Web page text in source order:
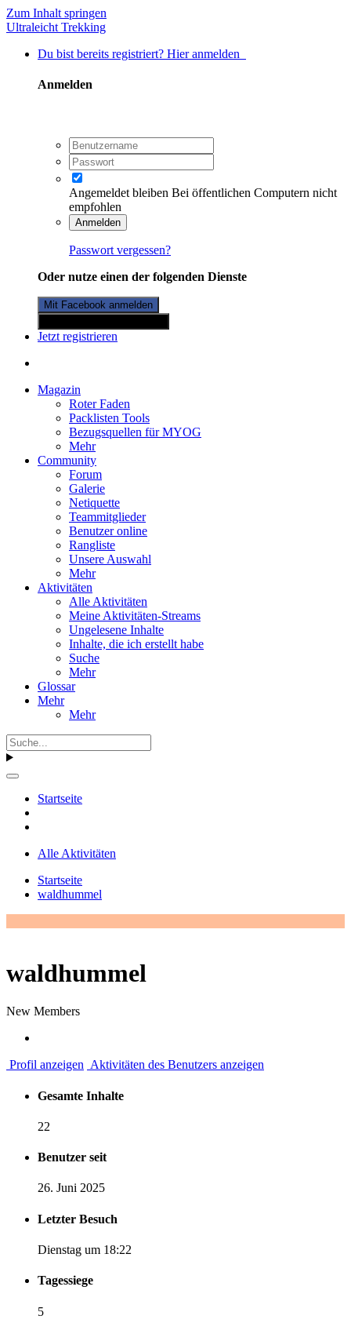
Zum Inhalt springen
Ultraleicht Trekking
Du bist bereits registriert? Hier anmelden
Anmelden
Angemeldet bleiben Bei öffentlichen Computern nicht
empfohlen
Anmelden
Passwort vergessen?
Oder nutze einen der folgenden Dienste
Mit Facebook anmelden
Jetzt registrieren
Magazin
Roter Faden
Packlisten Tools
Bezugsquellen für MYOG
Mehr
Community
Forum
Galerie
Netiquette
Teammitglieder
Benutzer online
Rangliste
Unsere Auswahl
Mehr
Aktivitäten
Alle Aktivitäten
Meine Aktivitäten-Streams
Ungelesene Inhalte
Inhalte, die ich erstellt habe
Suche
Mehr
Glossar
Mehr
Mehr
Startseite
Alle Aktivitäten
Startseite
waldhummel
waldhummel
New Members
Profil anzeigen Aktivitäten des Benutzers anzeigen
Gesamte Inhalte
22
Benutzer seit
26. Juni 2025
Letzter Besuch
Dienstag um 18:22
Tagessiege
5